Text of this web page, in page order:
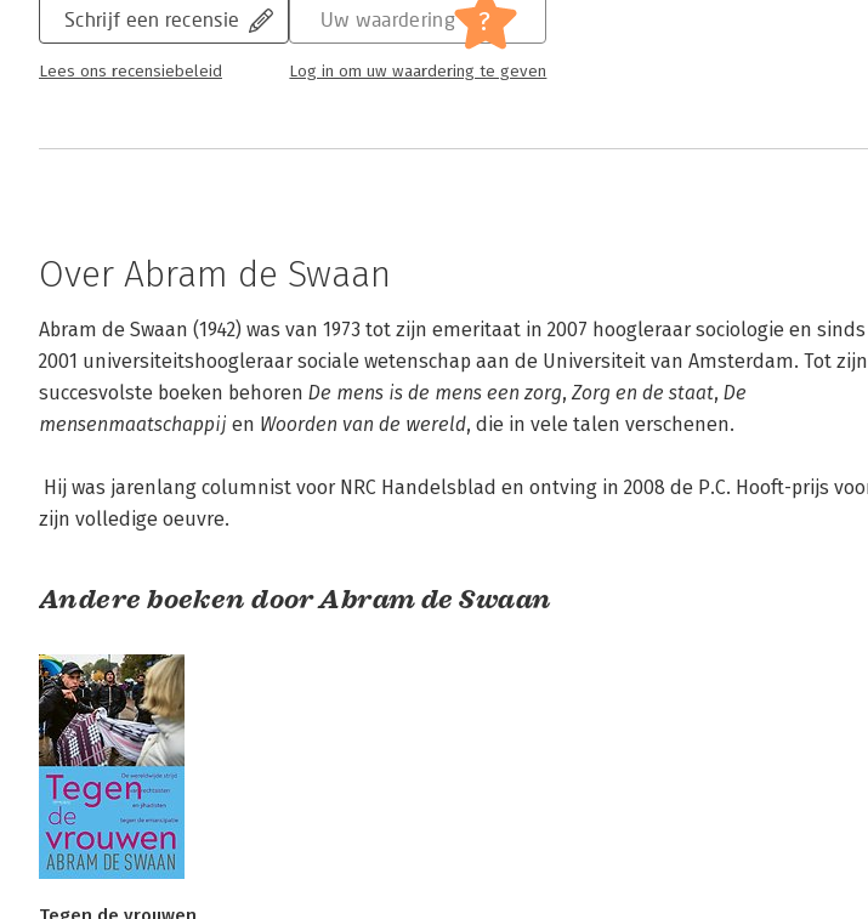
Schrijf een recensie
Lees ons recensiebeleid
Uw waardering ?
Log in om uw waardering te geven
Over Abram de Swaan
Abram de Swaan (1942) was van 1973 tot zijn emeritaat in 2007 hoogleraar sociologie en sinds
2001 universiteitshoogleraar sociale wetenschap aan de Universiteit van Amsterdam. Tot zijn
succesvolste boeken behoren De mens is de mens een zorg, Zorg en de staat, De
mensenmaatschappij en Woorden van de wereld, die in vele talen verschenen.
zijn volledige oeuvre.
Andere boeken door Abram de Swaan